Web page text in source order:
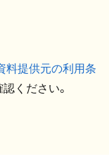
料提供元の利用条
ください。